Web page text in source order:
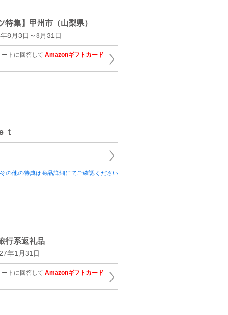
特集】甲州市（山梨県）
8月3日～8月31日
トに回答して Amazonギフトカード
ｔ
その他の特典は商品詳細にてご確認ください
行系返礼品
年1月31日
トに回答して Amazonギフトカード